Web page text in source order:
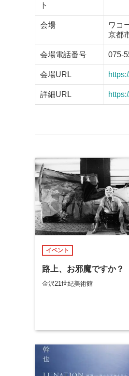
ト
会場
ワコ
京都
会場電話番号 075-
会場URL
詳細URL
イベント
路上、お邪魔ですか？
金沢21世紀美術館